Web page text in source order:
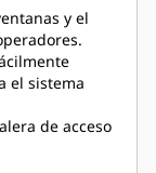
y el
el sistema
de acceso